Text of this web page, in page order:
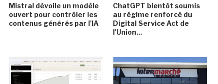
Mistral dévoile un modèle
ouvert pour contrôler les
contenus générés par l'IA
ChatGPT bientôt soumis
au régime renforcé du
Digital Service Act de
l'Union...